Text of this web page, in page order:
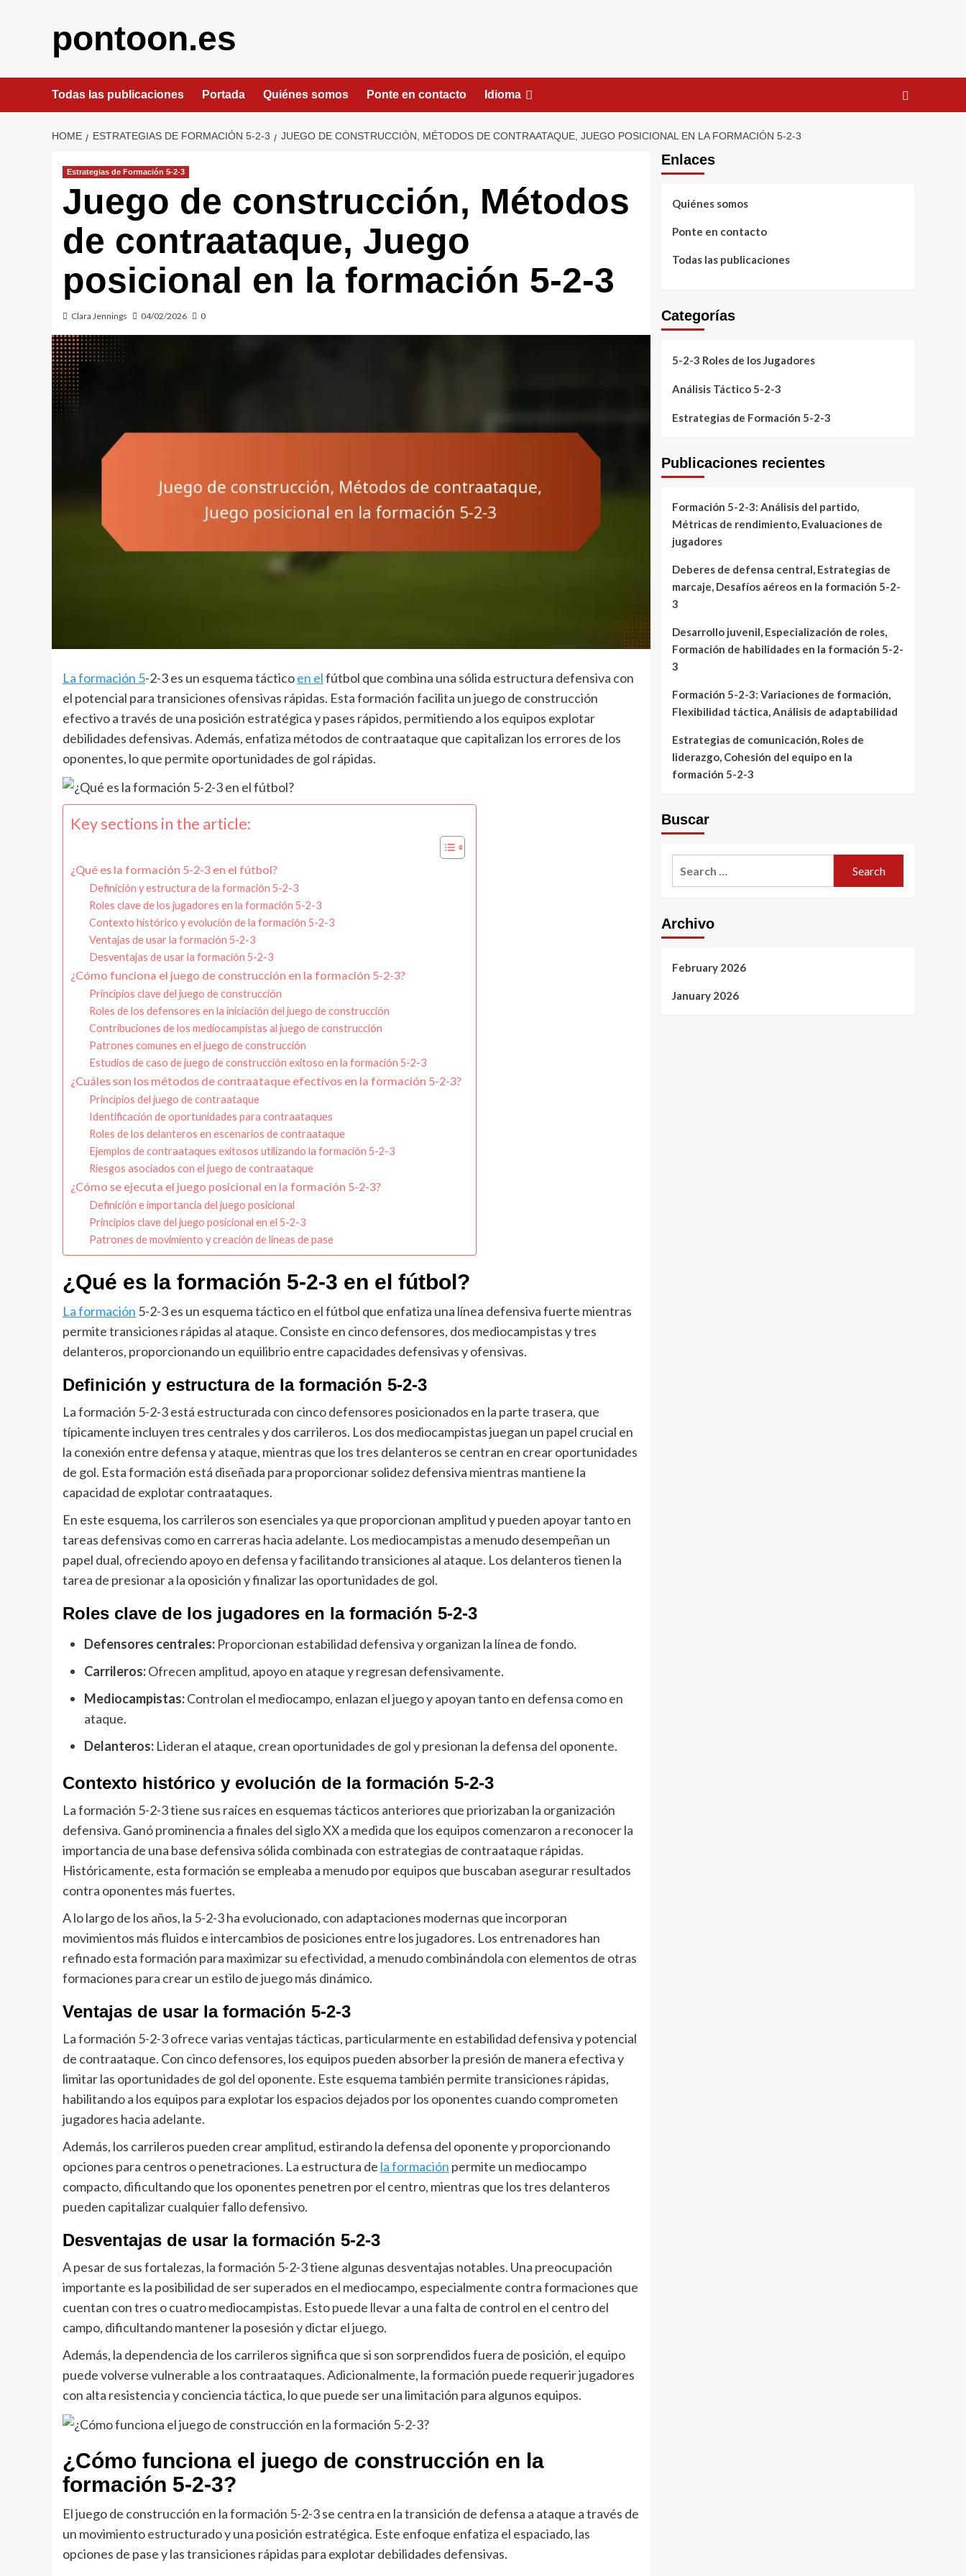
pontoon.es
Todas las publicaciones Portada Quiénes somos Ponte en contacto Idioma
HOME ESTRATEGIAS DE FORMACIÓN 5-2-3 JUEGO DE CONSTRUCCIÓN, MÉTODOS DE CONTRAATAQUE, JUEGO POSICIONAL EN LA FORMACIÓN 5-2-3
Estrategias de Formación 5-2-3
Juego de construcción, Métodos
de contraataque, Juego
posicional en la formación 5-2-3
Clara Jennings 04/02/2026 0
La formación 5-2-3 es un esquema tácticoen elfútbol que combina una sólida estructura defensiva con
el potencial para transiciones ofensivas rápidas. Esta formación facilita un juego de construcción
efectivo a través de una posición estratégica y pases rápidos, permitiendo a los equipos explotar
debilidades defensivas. Además, enfatiza métodos de contraataque que capitalizan los errores de los
oponentes, lo que permite oportunidades de gol rápidas.
Key sections in the article:
¿Qué es la formación 5-2-3 en el fútbol?
Definición y estructura de la formación 5-2-3
Roles clave de los jugadores en la formación 5-2-3
Contexto histórico y evolución de la formación 5-2-3
Ventajas de usar la formación 5-2-3
Desventajas de usar la formación 5-2-3
¿Cómo funciona el juego de construcción en la formación 5-2-3?
Principios clave del juego de construcción
Roles de los defensores en la iniciación del juego de construcción
Contribuciones de los mediocampistas al juego de construcción
Patrones comunes en el juego de construcción
Estudios de caso de juego de construcción exitoso en la formación 5-2-3
¿Cuáles son los métodos de contraataque efectivos en la formación 5-2-3?
Principios del juego de contraataque
Identificación de oportunidades para contraataques
Roles de los delanteros en escenarios de contraataque
Ejemplos de contraataques exitosos utilizando la formación 5-2-3
Riesgos asociados con el juego de contraataque
¿Cómo se ejecuta el juego posicional en la formación 5-2-3?
Definición e importancia del juego posicional
Principios clave del juego posicional en el 5-2-3
Patrones de movimiento y creación de líneas de pase
¿Qué es la formación 5-2-3 en el fútbol?
La formación 5-2-3 es un esquema táctico en el fútbol que enfatiza una línea defensiva fuerte mientras
permite transiciones rápidas al ataque. Consiste en cinco defensores, dos mediocampistas y tres
delanteros, proporcionando un equilibrio entre capacidades defensivas y ofensivas.
Definición y estructura de la formación 5-2-3
La formación 5-2-3 está estructurada con cinco defensores posicionados en la parte trasera, que
típicamente incluyen tres centrales y dos carrileros. Los dos mediocampistas juegan un papel crucial en
la conexión entre defensa y ataque, mientras que los tres delanteros se centran en crear oportunidades
de gol. Esta formación está diseñada para proporcionar solidez defensiva mientras mantiene la
capacidad de explotar contraataques.
En este esquema, los carrileros son esenciales ya que proporcionan amplitud y pueden apoyar tanto en
tareas defensivas como en carreras hacia adelante. Los mediocampistas a menudo desempeñan un
papel dual, ofreciendo apoyo en defensa y facilitando transiciones al ataque. Los delanteros tienen la
tarea de presionar a la oposición y finalizar las oportunidades de gol.
Roles clave de los jugadores en la formación 5-2-3
Defensores centrales: Proporcionan estabilidad defensiva y organizan la línea de fondo.
Carrileros:Ofrecen amplitud, apoyo en ataque y regresan defensivamente.
Mediocampistas:Controlan el mediocampo, enlazan el juego y apoyan tanto en defensa como en
ataque.
Delanteros: Lideran el ataque, crean oportunidades de gol y presionan la defensa del oponente.
Contexto histórico y evolución de la formación 5-2-3
La formación 5-2-3 tiene sus raíces en esquemas tácticos anteriores que priorizaban la organización
defensiva. Ganó prominencia a finales del siglo XX a medida que los equipos comenzaron a reconocer la
importancia de una base defensiva sólida combinada con estrategias de contraataque rápidas.
Históricamente, esta formación se empleaba a menudo por equipos que buscaban asegurar resultados
contra oponentes más fuertes.
A lo largo de los años, la 5-2-3 ha evolucionado, con adaptaciones modernas que incorporan
movimientos más fluidos e intercambios de posiciones entre los jugadores. Los entrenadores han
refinado esta formación para maximizar su efectividad, a menudo combinándola con elementos de otras
formaciones para crear un estilo de juego más dinámico.
Ventajas de usar la formación 5-2-3
La formación 5-2-3 ofrece varias ventajas tácticas, particularmente en estabilidad defensiva y potencial
de contraataque. Con cinco defensores, los equipos pueden absorber la presión de manera efectiva y
limitar las oportunidades de gol del oponente. Este esquema también permite transiciones rápidas,
habilitando a los equipos para explotar los espacios dejados por los oponentes cuando comprometen
jugadores hacia adelante.
Además, los carrileros pueden crear amplitud, estirando la defensa del oponente y proporcionando
opciones para centros o penetraciones. La estructura de la formación permite un mediocampo
compacto, dificultando que los oponentes penetren por el centro, mientras que los tres delanteros
pueden capitalizar cualquier fallo defensivo.
Desventajas de usar la formación 5-2-3
A pesar de sus fortalezas, la formación 5-2-3 tiene algunas desventajas notables. Una preocupación
importante es la posibilidad de ser superados en el mediocampo, especialmente contra formaciones que
cuentan con tres o cuatro mediocampistas. Esto puede llevar a una falta de control en el centro del
campo, dificultando mantener la posesión y dictar el juego.
Además, la dependencia de los carrileros significa que si son sorprendidos fuera de posición, el equipo
puede volverse vulnerable a los contraataques. Adicionalmente, la formación puede requerir jugadores
con alta resistencia y conciencia táctica, lo que puede ser una limitación para algunos equipos.
¿Cómo funciona el juego de construcción en la
formación 5-2-3?
El juego de construcción en la formación 5-2-3 se centra en la transición de defensa a ataque a través de
un movimiento estructurado y una posición estratégica. Este enfoque enfatiza el espaciado, las
opciones de pase y las transiciones rápidas para explotar debilidades defensivas.
Enlaces
Quiénes somos
Ponte en contacto
Todas las publicaciones
Categorías
5-2-3 Roles de los Jugadores
Análisis Táctico 5-2-3
Estrategias de Formación 5-2-3
Publicaciones recientes
Formación 5-2-3: Análisis del partido,
Métricas de rendimiento, Evaluaciones de
jugadores
Deberes de defensa central, Estrategias de
marcaje, Desafíos aéreos en la formación 5-2-
3
Desarrollo juvenil, Especialización de roles,
Formación de habilidades en la formación 5-2-
3
Formación 5-2-3: Variaciones de formación,
Flexibilidad táctica, Análisis de adaptabilidad
Estrategias de comunicación, Roles de
liderazgo, Cohesión del equipo en la
formación 5-2-3
Buscar
Archivo
February 2026
January 2026